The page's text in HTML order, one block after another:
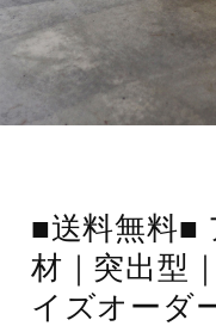
■送料無料■
材｜突出型
イズオーダ